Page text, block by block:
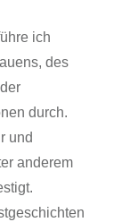
ich
des
durch.
und
anderem